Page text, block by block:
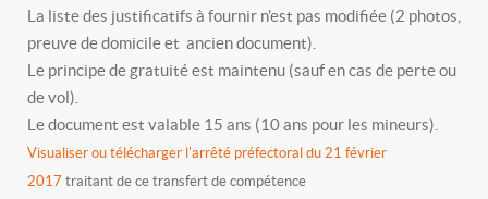
La liste des justificatifs à fournir n'est pas modifiée (2 photos,
preuve de domicile et ancien document).
Le principe de gratuité est maintenu (sauf en cas de perte ou
de vol).
Le document est valable 15 ans (10 ans pour les mineurs).
Visualiser ou télécharger l'arrêté préfectoral du 21 février
2017 traitant de ce transfert de compétence